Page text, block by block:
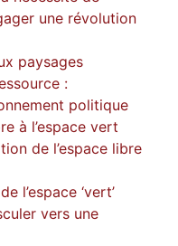
une révolution
paysages
:
politique
à l’espace vert
de l’espace libre
l’espace ‘vert’
vers une